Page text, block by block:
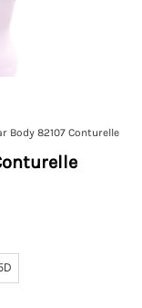
Body 82107 Conturelle